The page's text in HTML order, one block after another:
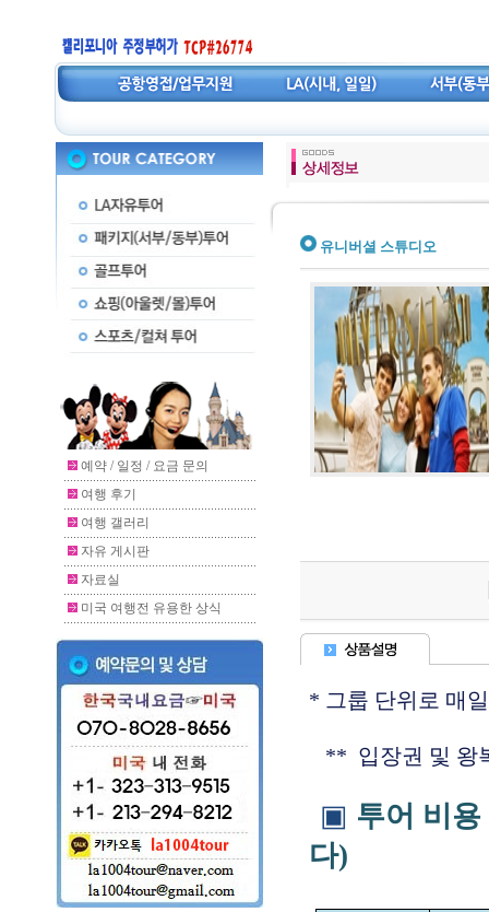
예약 / 일정 / 요금 문의
여행 후기
여행 갤러리
자유 게시판
자료실
미국 여행전 유용한 상식
유니버셜 스튜디오
* 그룹 단위로 매
** 입장권 및 왕
▣ 투어 비용
다)